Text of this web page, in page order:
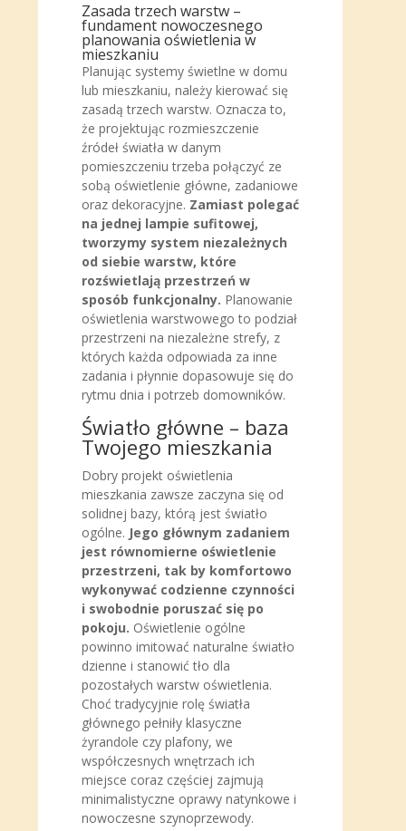
Zasada trzech warstw –
fundament nowoczesnego
planowania oświetlenia w
mieszkaniu
Planując systemy świetlne w domu
lub mieszkaniu, należy kierować się
zasadą trzech warstw. Oznacza to,
że projektując rozmieszczenie
źródeł światła w danym
pomieszczeniu trzeba połączyć ze
sobą oświetlenie główne, zadaniowe
oraz dekoracyjne. Zamiast polegać
na jednej lampie sufitowej,
tworzymy system niezależnych
od siebie warstw, które
rozświetlają przestrzeń w
sposób funkcjonalny. Planowanie
oświetlenia warstwowego to podział
przestrzeni na niezależne strefy, z
których każda odpowiada za inne
zadania i płynnie dopasowuje się do
rytmu dnia i potrzeb domowników.
Światło główne – baza
Twojego mieszkania
Dobry projekt oświetlenia
mieszkania zawsze zaczyna się od
solidnej bazy, którą jest światło
ogólne. Jego głównym zadaniem
jest równomierne oświetlenie
przestrzeni, tak by komfortowo
wykonywać codzienne czynności
i swobodnie poruszać się po
pokoju. Oświetlenie ogólne
powinno imitować naturalne światło
dzienne i stanowić tło dla
pozostałych warstw oświetlenia.
Choć tradycyjnie rolę światła
głównego pełniły klasyczne
żyrandole czy plafony, we
współczesnych wnętrzach ich
miejsce coraz częściej zajmują
minimalistyczne oprawy natynkowe i
nowoczesne szynoprzewody.